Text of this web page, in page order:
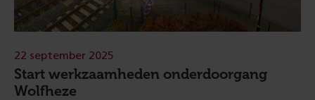
Start werkzaamheden onderdoorgang
Wolfheze
22 september 2025